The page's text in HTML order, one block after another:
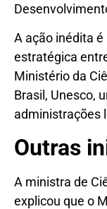
A ação inédita
estratégica
Ministério da
Brasil, Unesco,
administrações
Outras
A ministra de
explicou que o